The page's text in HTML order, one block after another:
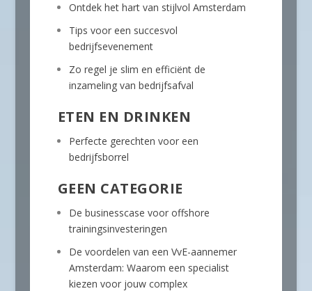
Ontdek het hart van stijlvol Amsterdam
Tips voor een succesvol
bedrijfsevenement
Zo regel je slim en efficiënt de
inzameling van bedrijfsafval
ETEN EN DRINKEN
Perfecte gerechten voor een
bedrijfsborrel
GEEN CATEGORIE
De businesscase voor offshore
trainingsinvesteringen
De voordelen van een VvE-aannemer
Amsterdam: Waarom een specialist
kiezen voor jouw complex